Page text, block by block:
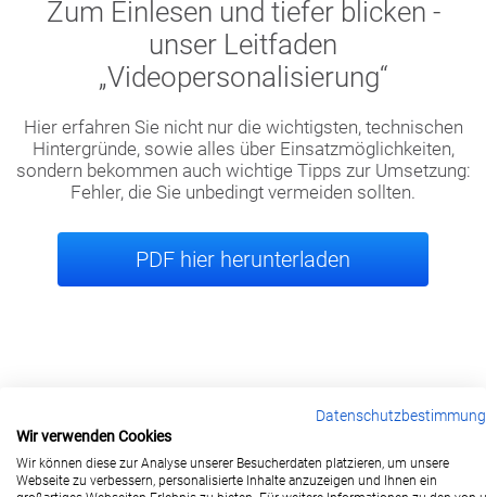
Zum Einlesen und tiefer blicken -
unser Leitfaden
„Videopersonalisierung“
Hier erfahren Sie nicht nur die wichtigsten, technischen
Hintergründe, sowie alles über Einsatzmöglichkeiten,
sondern bekommen auch wichtige Tipps zur Umsetzung:
Fehler, die Sie unbedingt vermeiden sollten.
PDF hier herunterladen
berlin@wonderlandmovies.de
Tel:+49 30 209 889 37
Wir verwenden Cookies
Wir können diese zur Analyse unserer Besucherdaten platzieren, um unsere
Webseite zu verbessern, personalisierte Inhalte anzuzeigen und Ihnen ein